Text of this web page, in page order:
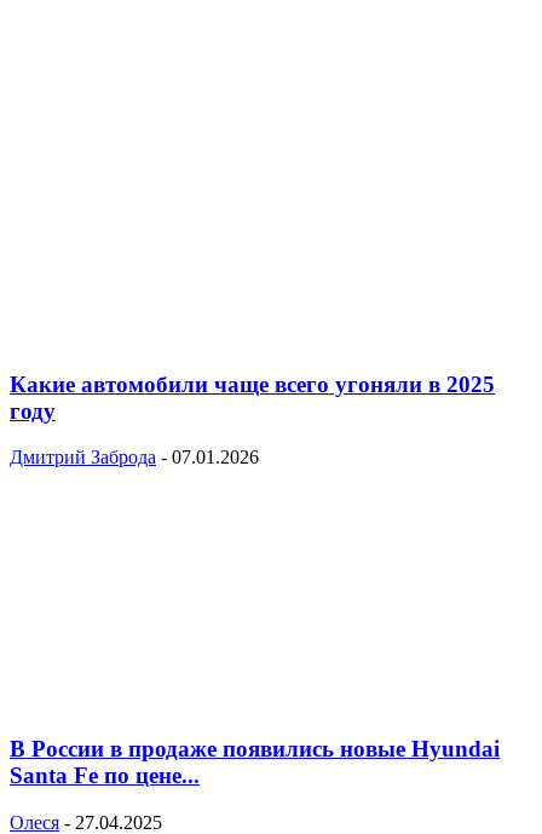
Какие автомобили чаще всего угоняли в 2025
году
Дмитрий Заброда - 07.01.2026
В России в продаже появились новые Hyundai
Santa Fe по цене...
Олеся - 27.04.2025